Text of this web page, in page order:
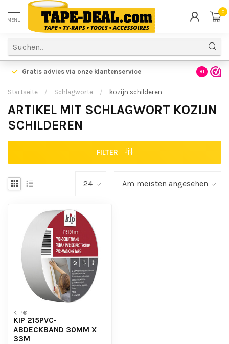
MENU
0
Gratis advies via onze klantenservice 9.1
Startseite / Schlagworte / kozijn schilderen
ARTIKEL MIT SCHLAGWORT KOZIJN
SCHILDEREN
FILTER
KIP®
KIP 215PVC-
ABDECKBAND 30MM X
33M